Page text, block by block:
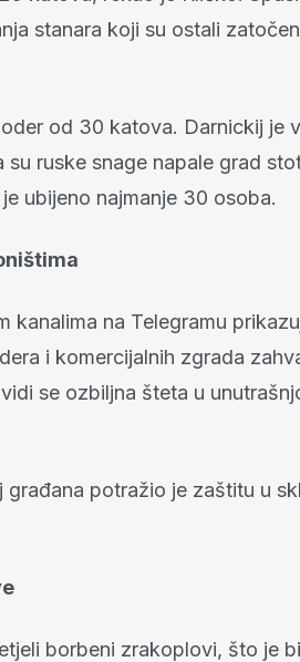
stanara koji su ostali
od 30 katova. Darnickij je
ruske snage napale grad
ubijeno najmanje 30 osoba.
kanalima na Telegramu
i komercijalnih zgrada
se ozbiljna šteta u
potražio je zaštitu u
borbeni zrakoplovi, što je